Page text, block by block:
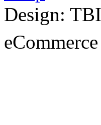
Design: